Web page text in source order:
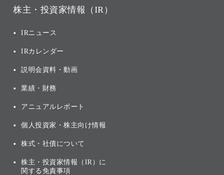
株主・投資家情報（IR）
IRニュース
IRカレンダー
説明会資料・動画
業績・財務
アニュアルレポート
個人投資家・株主向け情報
株式・社債について
株主・投資家情報（IR）に
関する免責事項